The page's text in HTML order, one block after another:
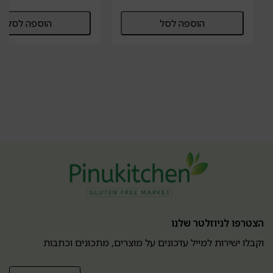
הוספה לסל הוספה לסל
הצטרפו לניוזלטר שלנו
וקבלו ישירות למייל עדכונים על מוצרים, מתכונים וכתבות